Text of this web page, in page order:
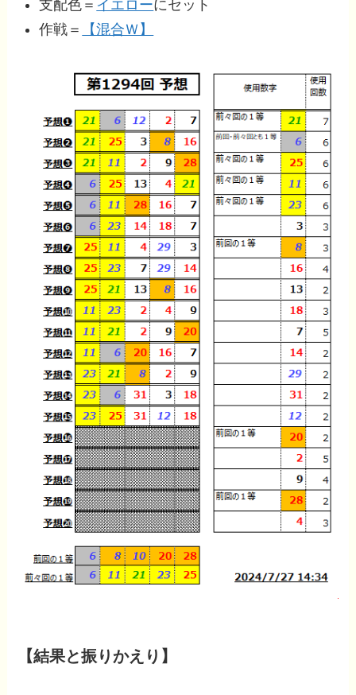
支配色＝ イエローにセット
作戦＝
【混合Ｗ】
【結果と振りかえり】